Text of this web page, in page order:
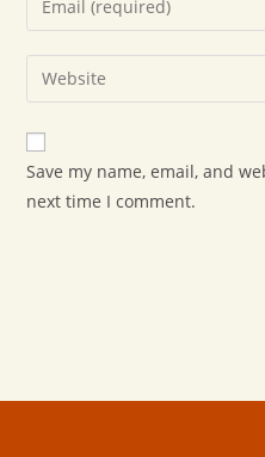
Save my name, email, and
next time I comment.